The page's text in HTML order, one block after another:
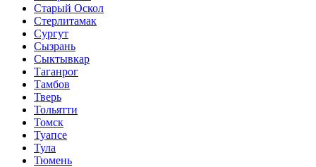
Старый Оскол
Стерлитамак
Сургут
Сызрань
Сыктывкар
Таганрог
Тамбов
Тверь
Тольятти
Томск
Туапсе
Тула
Тюмень